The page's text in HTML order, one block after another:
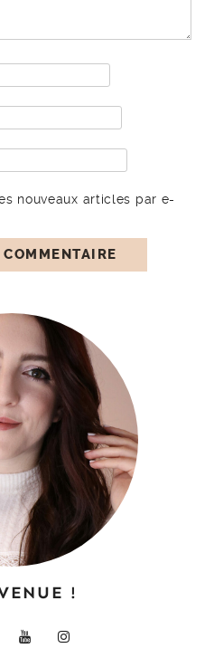
nouveaux articles par e-
!